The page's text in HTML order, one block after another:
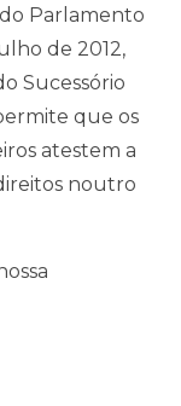
Parlamento
de 2012,
Sucessório
que os
atestem a
noutro